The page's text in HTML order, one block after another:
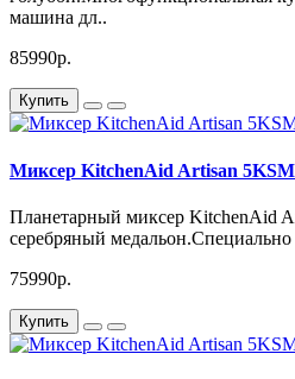
машина дл..
85990р.
Купить
Миксер KitchenAid Artisan
Планетарный миксер KitchenAid
серебряный
75990р.
Купить